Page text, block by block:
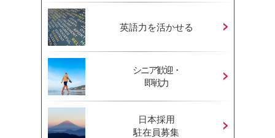
英語力を活かせる
シニア歓迎・
即戦力
日本採用
駐在員募集